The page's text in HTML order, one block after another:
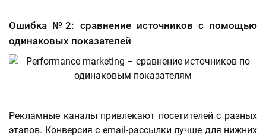
Ошибка №2: сравнение источников с помощью
одинаковых показателей
Рекламные каналы привлекают посетителей с разных
этапов. Конверсия с email-рассылки лучше для нижних